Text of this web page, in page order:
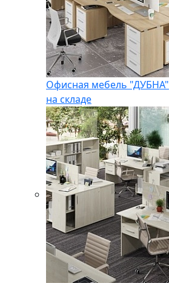
Офисная мебель "ДУБНА"
на складе